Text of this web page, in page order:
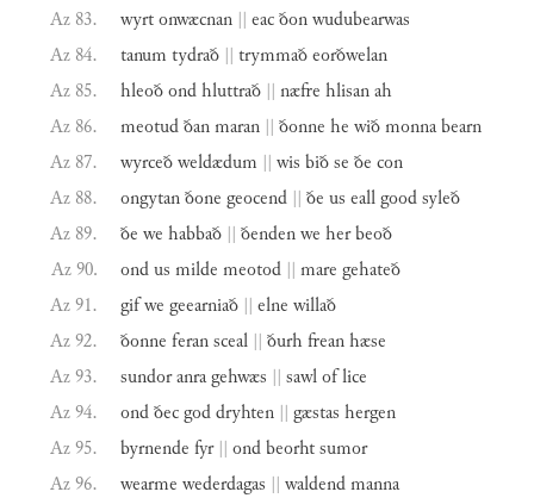
Az 83.
wyrtonwæcnan || eacðonwudubearwas
Az 84.
tanum tydrað || trymmaðeorðwelan
Az 85.
hleoðondhluttrað || næfre hlisanah
Az 86.
meotudðanmaran || ðonne he wiðmonnabearn
Az 87.
wyrceðweldædum || wis biðse ðe con
Az 88.
ongytanðone geocend || ðe us eallgoodsyleð
Az 89.
ðe we habbað || ðendenwe herbeoð
Az 90.
ondus milde meotod || mare gehateð
Az 91.
gifwe geearniað || elne willað
Az 92.
ðonne feransceal || ðurh freanhæse
Az 93.
sundoranragehwæs || sawloflice
Az 94.
ondðecgoddryhten || gæstas hergen
Az 95.
byrnende fyr || ondbeorhtsumor
Az 96.
wearme wederdagas || waldendmanna